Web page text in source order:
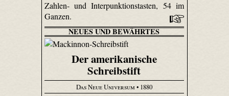
Zahlen- und Inter­punk­tions­tasten, 54 im
Ganzen.
NEUES UND BEWÄHRTES
Der amerikanische
Schreibstift
Das Neue Universum• 1880